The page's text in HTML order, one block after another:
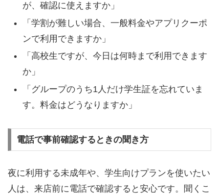
が、確認に使えますか」
「学割が難しい場合、一般料金やアプリクーポ
ンで利用できますか」
「高校生ですが、今日は何時まで利用できます
か」
「グループのうち1人だけ学生証を忘れていま
す。料金はどうなりますか」
電話で事前確認するときの聞き方
夜に利用する未成年や、学生向けプランを使いたい
人は、来店前に電話で確認すると安心です。聞くこ